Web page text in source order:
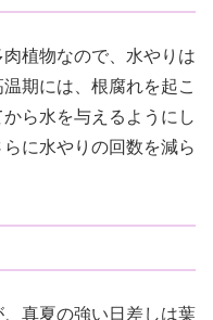
植物なので、水やりは
期には、根腐れを起こ
ら水を与えるようにし
に水やりの回数を減ら
真夏の強い日差しは葉